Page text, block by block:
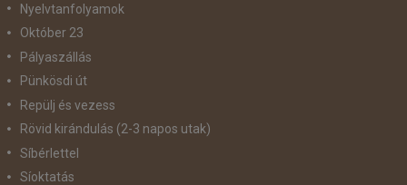
Nyelvtanfolyamok
Október 23
Pályaszállás
Pünkösdi út
Repülj és vezess
Rövid kirándulás (2-3 napos utak)
Síbérlettel
Síoktatás